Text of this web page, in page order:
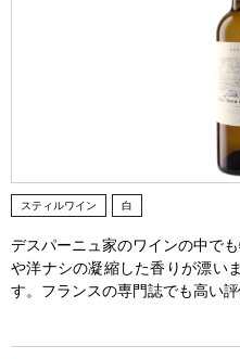
スティルワイン 白
デスパーニュ家のワインの中で
や洋ナシの凝縮した香りが漂い
す。フランスの専門誌でも高い評